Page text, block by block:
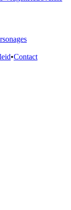
•Contact